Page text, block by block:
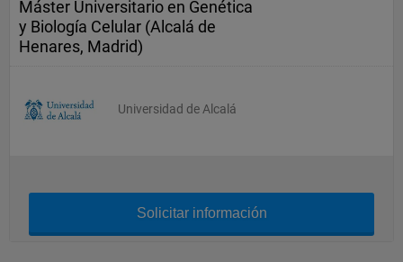
Máster Universitario en Genética
y Biología Celular (Alcalá de
Henares, Madrid)
Universidad de Alcalá
Solicitar información